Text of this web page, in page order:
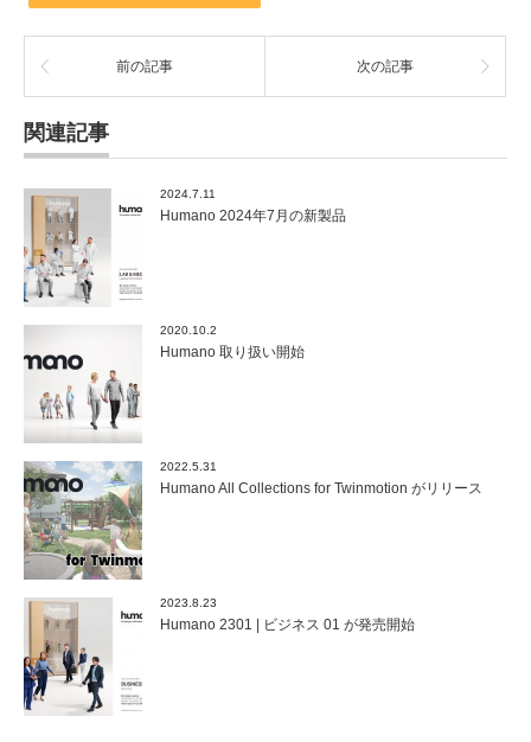
前の記事 次の記事
関連記事
2024.7.11
Humano 2024年7月の新製品
2020.10.2
Humano 取り扱い開始
2022.5.31
Humano All Collections for Twinmotion がリリース
2023.8.23
Humano 2301 | ビジネス 01 が発売開始